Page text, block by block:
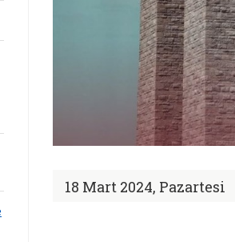
18 Mart 2024, Pazartesi